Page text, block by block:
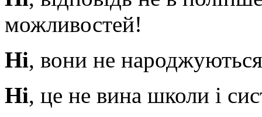
можливостей!
Ні, вони не
Ні, це не вина школи і